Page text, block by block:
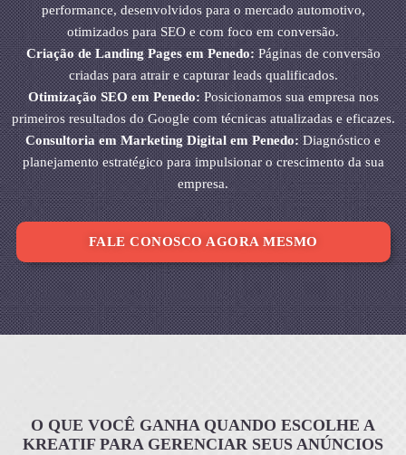
performance, desenvolvidos para o mercado automotivo,
otimizados para SEO e com foco em conversão.
Criação de Landing Pages em Penedo:Páginas de conversão
criadas para atrair e capturar leads qualificados.
Otimização SEO em Penedo:Posicionamos sua empresa nos
primeiros resultados do Google com técnicas atualizadas e eficazes.
Consultoria em Marketing Digital em Penedo:Diagnóstico e
planejamento estratégico para impulsionar o crescimento da sua
empresa.
FALE CONOSCO AGORA MESMO
O QUE VOCÊ GANHA QUANDO ESCOLHE A
KREATIF PARA GERENCIAR SEUS ANÚNCIOS